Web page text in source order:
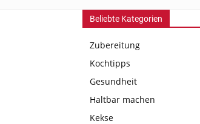
Beliebte Kategorien
Zubereitung
Kochtipps
Gesundheit
Haltbar machen
Kekse